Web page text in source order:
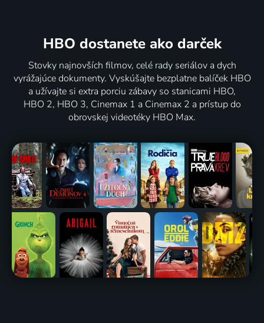
HBO dostanete ako darček
Stovky najnovších filmov, celé rady seriálov a dych
vyrážajúce dokumenty. Vyskúšajte bezplatne balíček HBO
a užívajte si extra porciu zábavy so stanicami HBO,
HBO 2, HBO 3, Cinemax 1 a Cinemax 2 a prístup do
obrovskej videotéky HBO Max.